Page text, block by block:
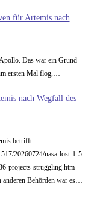
für Artemis nach
Das war ein Grund
ersten Mal flog,…
nach Wegfall des
betrifft.
20260724/nasa-lost-1-5-
projects-struggling.htm
anderen Behörden war es…